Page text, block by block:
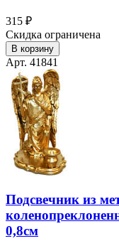
315 ₽
Скидка ограничена
В корзину
Арт. 41841
Подсвечник из
0,8см